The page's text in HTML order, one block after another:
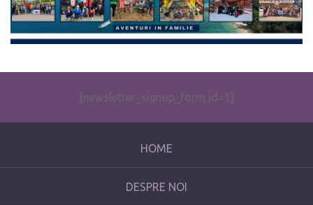
[newsletter_signup_form id=1]
HOME
DESPRE NOI